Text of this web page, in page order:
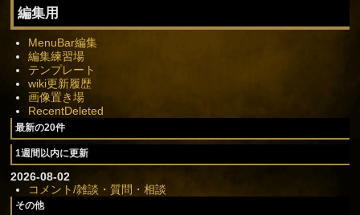
編集用
MenuBar編集
編集練習場
テンプレート
wiki更新履歴
画像置き場
RecentDeleted
最新の20件
1週間以内に更新
2026-08-02
コメント/雑談・質問・相談
その他